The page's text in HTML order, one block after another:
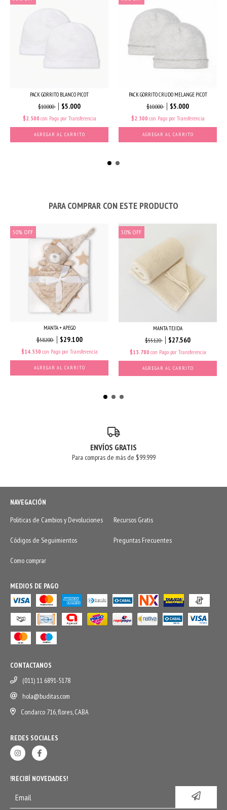
PACK GORRITO BLANCO PICOT
$10.000 $5.000
$2.500 con Pago por Transferencia
AGREGAR AL CARRITO
PACK GORRITO CRUDO MELANGE PICOT
$10.000 $5.000
$2.500 con Pago por Transferencia
AGREGAR AL CARRITO
PARA COMPRAR CON ESTE PRODUCTO
50% OFF
MANTA + APEGO
$58.200 $29.100
$14.550 con Pago por Transferencia
AGREGAR AL CARRITO
50% OFF
MANTA TEJIDA
$55.120 $27.560
$13.780 con Pago por Transferencia
AGREGAR AL CARRITO
ENVÍOS GRATIS
Para compras de más de $99.999
NAVEGACIÓN
Politicas de Cambios y Devoluciones
Recursos Gratis
Códigos de Seguimientos Preguntas Frecuentes
Como comprar
MEDIOS DE PAGO
CONTACTANOS
(011) 11 6891-5178
hola@buditas.com
Condarco 716, flores, CABA
REDES SOCIALES
!RECIBÍ NOVEDADES!